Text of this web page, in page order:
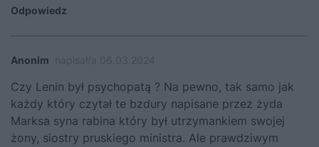
Odpowiedz
Anonim
Czy Lenin był psychopatą ? Na pewno, tak samo jak
każdy który czytał te bzdury napisane przez żyda
Marksa syna rabina który był utrzymankiem swojej
żony, siostry pruskiego ministra. Ale prawdziwym